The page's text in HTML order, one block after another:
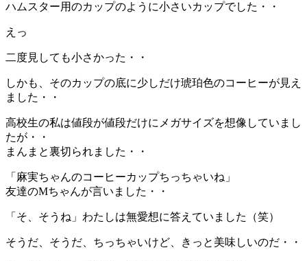
ハムスター用のカップのように小さいカップでした・・
えっ
二度見しても小さかった・・
しかも、そのカップの底に少しだけ琥珀色のコーヒーが見え
ました・・
高校生の私は値段が値段だけにメガサイズを想像していまし
たが・・
まんまと裏切られました・・
「麻実ちゃんのコーヒーカップちっちゃいね」
友達のMちゃんが言いました・・
「そ、そうね」わたしは無愛想に答えていました（笑）
そうだ、そうだ、ちっちゃいけど、きっと美味しいのだ・・